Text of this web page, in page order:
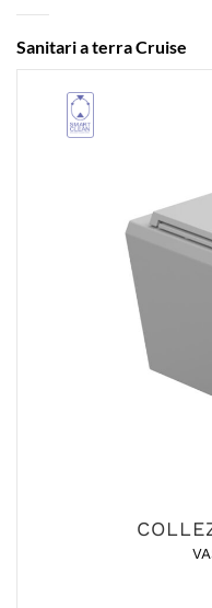
Sanitari a terra Cruise